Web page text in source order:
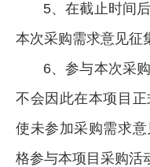
5、在截止时间
本次采购需求意见征
6、参与本次采
不会因此在本项目
使未参加采购需求
格参与本项目采购活